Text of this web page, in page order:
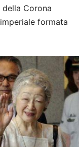
Corona
formata